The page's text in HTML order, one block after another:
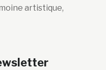
artistique,